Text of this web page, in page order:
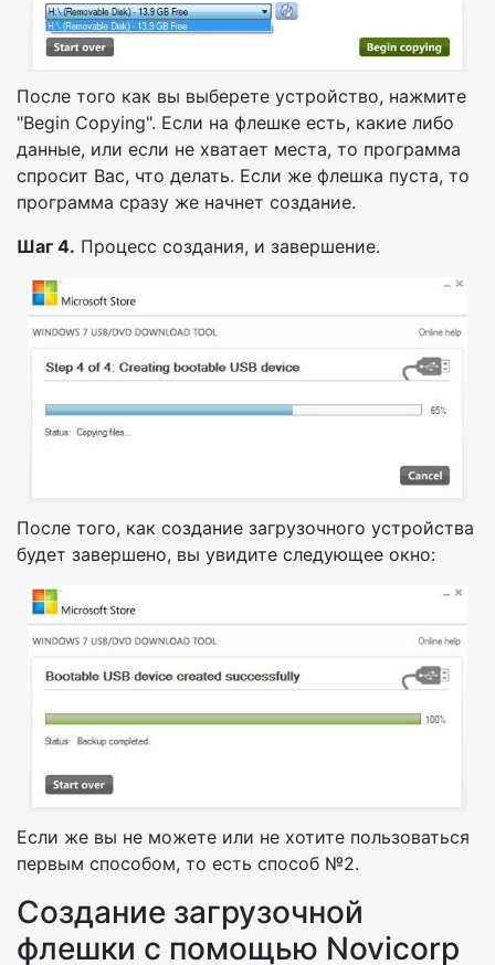
После того как вы выберете устройство, нажмите
"Begin Copying". Если на флешке есть, какие либо
данные, или если не хватает места, то программа
спросит Вас, что делать. Если же флешка пуста, то
программа сразу же начнет создание.
Шаг 4. Процесс создания, и завершение.
После того, как создание загрузочного устройства
будет завершено, вы увидите следующее окно:
Если же вы не можете или не хотите пользоваться
первым способом, то есть способ №2.
Создание загрузочной
флешки с помощью Novicorp